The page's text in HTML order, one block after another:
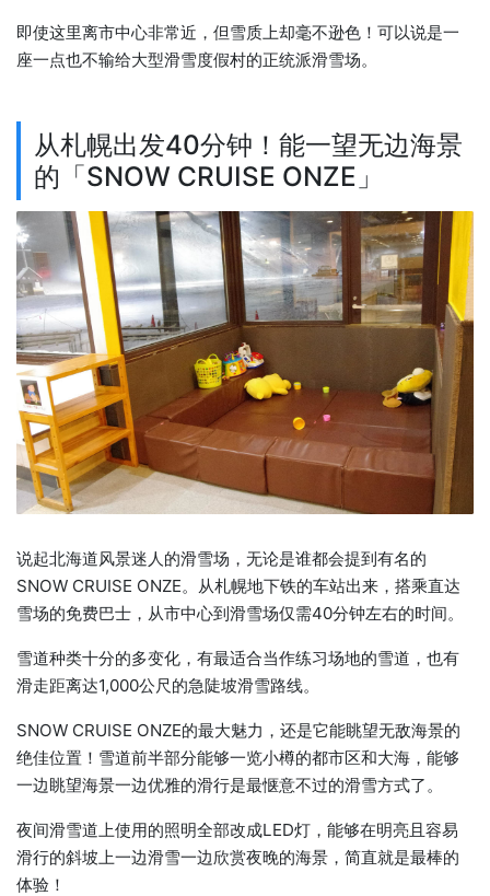
即使这里离市中心非常近，但雪质上却毫不逊色！可以说是一
座一点也不输给大型滑雪度假村的正统派滑雪场。
从札幌出发40分钟！能一望无边海景
的「SNOW CRUISE ONZE」
说起北海道风景迷人的滑雪场，无论是谁都会提到有名的
SNOW CRUISE ONZE。从札幌地下铁的车站出来，搭乘直达
雪场的免费巴士，从市中心到滑雪场仅需40分钟左右的时间。
雪道种类十分的多变化，有最适合当作练习场地的雪道，也有
滑走距离达1,000公尺的急陡坡滑雪路线。
SNOW CRUISE ONZE的最大魅力，还是它能眺望无敌海景的
绝佳位置！雪道前半部分能够一览小樽的都市区和大海，能够
一边眺望海景一边优雅的滑行是最惬意不过的滑雪方式了。
夜间滑雪道上使用的照明全部改成LED灯，能够在明亮且容易
滑行的斜坡上一边滑雪一边欣赏夜晚的海景，简直就是最棒的
体验！